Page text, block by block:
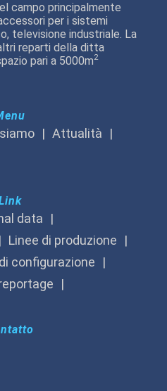
campo principalmente
per i sistemi
televisione industriale. La
reparti della ditta
pari a 5000m2
Attualità
data
Linee di produzione
configurazione